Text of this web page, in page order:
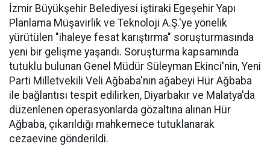
İzmir Büyükşehir Belediyesi iştiraki Egeşehir Yapı
Planlama Müşavirlik ve Teknoloji A.Ş.'ye yönelik
yürütülen "ihaleye fesat karıştırma" soruşturmasında
yeni bir gelişme yaşandı. Soruşturma kapsamında
tutuklu bulunan Genel Müdür Süleyman Ekinci'nin, Yeni
Parti Milletvekili Veli Ağbaba'nın ağabeyi Hür Ağbaba
ile bağlantısı tespit edilirken, Diyarbakır ve Malatya'da
düzenlenen operasyonlarda gözaltına alınan Hür
Ağbaba, çıkarıldığı mahkemece tutuklanarak
cezaevine gönderildi.